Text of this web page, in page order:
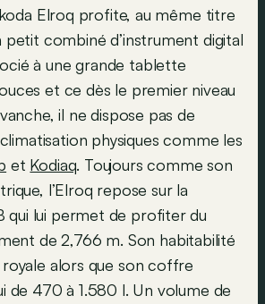
Elroq profite, au même titre
petit combiné d’instrument digital
à une grande tablette
et ce dès le premier niveau
il ne dispose pas de
physiques comme les
et Kodiaq. Toujours comme son
l’Elroq repose sur la
qui lui permet de profiter du
de 2,766 m. Son habitabilité
alors que son coffre
de 470 à 1.580 l. Un volume de